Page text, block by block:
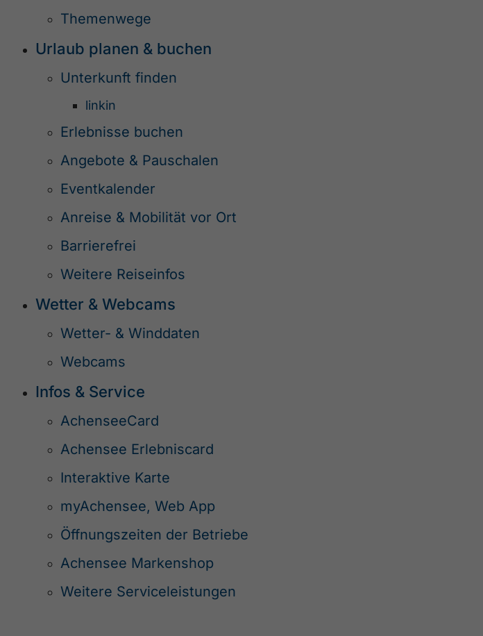
Themenwege
Urlaub planen & buchen
Unterkunft finden
linkin
Erlebnisse buchen
Angebote & Pauschalen
Eventkalender
Anreise & Mobilität vor Ort
Barrierefrei
Weitere Reiseinfos
Wetter & Webcams
Wetter- & Winddaten
Webcams
Infos & Service
AchenseeCard
Achensee Erlebniscard
Interaktive Karte
myAchensee, Web App
Öffnungszeiten der Betriebe
Achensee Markenshop
Weitere Serviceleistungen